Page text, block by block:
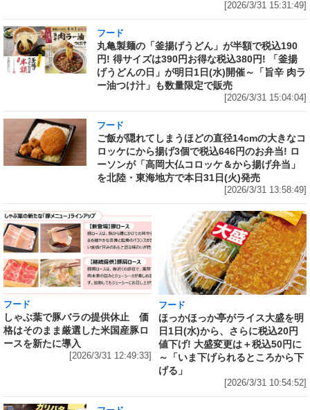
[2026/3/31 15:31:49]
フード
丸亀製麺の「釜揚げうどん」が半額で税込190
円! 得サイズは390円お得な税込380円! 「釜揚
げうどんの日」が明日1日(水)開催～「旨辛 肉ラ
ー油つけ汁」も数量限定で販売
[2026/3/31 15:04:04]
フード
ご飯が隠れてしまうほどの直径14cmの大きなコ
ロッケにから揚げ3個で税込646円のお弁当! ロ
ーソンが「高岡大仏コロッケ＆から揚げ弁当」
を北陸・東海地方で本日31日(火)発売
[2026/3/31 13:58:49]
フード
しゃぶ葉で豚バラの提供休止 価
格はそのまま厳選した米国産豚ロ
ースを新たに導入
[2026/3/31 12:49:33]
フード
ほっかほっか亭がライス大盛を明
日1日(水)から、さらに税込20円
値下げ! 大盛変更は＋税込50円に
～「いま下げられるところから下
げる」
[2026/3/31 10:54:52]